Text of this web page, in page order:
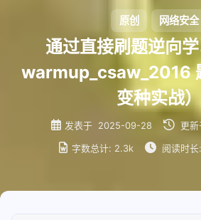
原创 网络安全
通过直接刷题逆向学
warmup_csaw_2016
变种实战）
发表于 2025-09-28 更新
字数总计: 2.3k 阅读时长: